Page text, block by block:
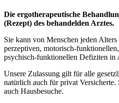
Die ergotherapeutische
(Rezept) des behandelden Arztes.
Sie kann von Menschen jeden
perzeptiven, motorisch-
psychisch-funktionellen Defiziten in
Unsere Zulassung gilt für alle
natürlich auch für privat
auch Hausbesuche.